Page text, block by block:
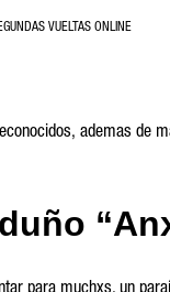
VUELTAS ONLINE
ademas de